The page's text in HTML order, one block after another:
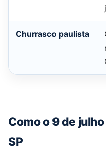
Churrasco paulista
Como o 9 de
SP